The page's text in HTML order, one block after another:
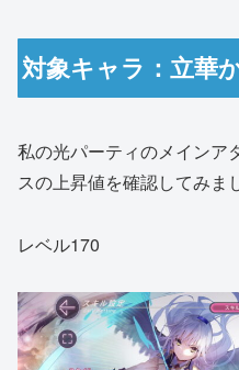
対象キャラ：立華
私の光パーティのメインア
スの上昇値を確認してみま
レベル170